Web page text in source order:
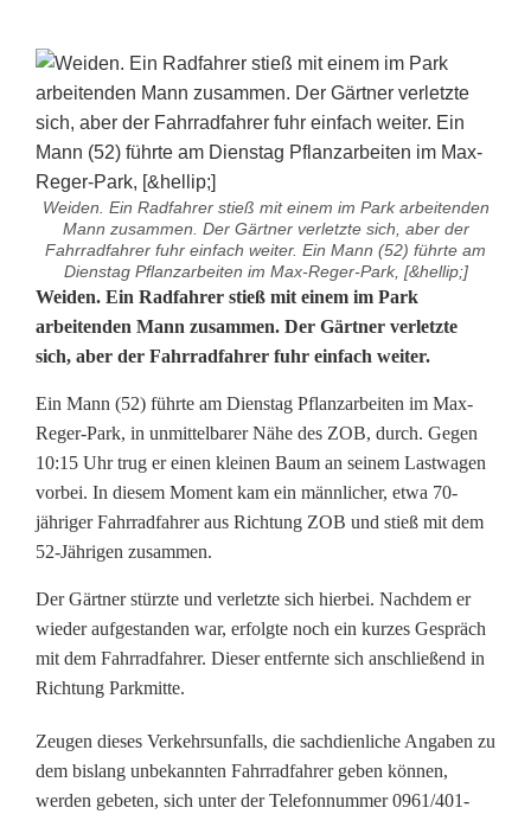
Weiden. Ein Radfahrer stieß mit einem im Park arbeitenden
Mann zusammen. Der Gärtner verletzte sich, aber der
Fahrradfahrer fuhr einfach weiter. Ein Mann (52) führte am
Dienstag Pflanzarbeiten im Max-Reger-Park, [&hellip;]
R
a
d
f
a
h
e
r
t
ö
Weiden. Ein Radfahrer stieß mit einem im Park
arbeitenden Mann zusammen. Der Gärtner verletzte
sich, aber der Fahrradfahrer fuhr einfach weiter.
Ein Mann (52) führte am Dienstag Pflanzarbeiten im Max-
Reger-Park, in unmittelbarer Nähe des ZOB, durch. Gegen
10:15 Uhr trug er einen kleinen Baum an seinem Lastwagen
vorbei. In diesem Moment kam ein männlicher, etwa 70-
jähriger Fahrradfahrer aus Richtung ZOB und stieß mit dem
52-Jährigen zusammen.
Der Gärtner stürzte und verletzte sich hierbei. Nachdem er
wieder aufgestanden war, erfolgte noch ein kurzes Gespräch
mit dem Fahrradfahrer. Dieser entfernte sich anschließend in
Richtung Parkmitte.
Zeugen dieses Verkehrsunfalls, die sachdienliche Angaben zu
dem bislang unbekannten Fahrradfahrer geben können,
werden gebeten, sich unter der Telefonnummer 0961/401-